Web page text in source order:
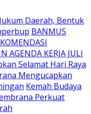
Daerah, Bentuk
BANMUS
AGENDA KERJA JULI
Selamat Hari Raya
Mengucapkan
Kemah Budaya
Perkuat